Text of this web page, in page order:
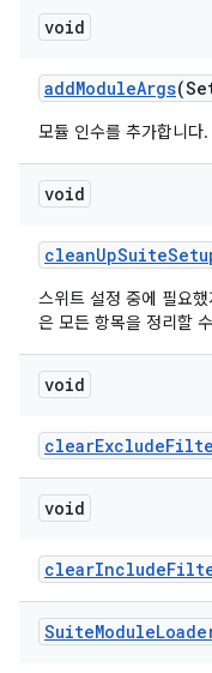
void
addModuleArgs
모듈 인수를 추가합니다.
void
cleanUpSuite
스위트 설정 중에 필요
은 모든 항목을 정리할
void
clearExclude
void
clearInclude
SuiteModule